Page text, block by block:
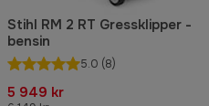
Stihl RM 2 RT Gressklipper -
bensin
5.0 (8)
5 949 kr